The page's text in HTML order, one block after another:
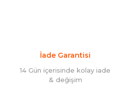
İade Garantisi
14 Gün içerisinde kolay iade
& değişim